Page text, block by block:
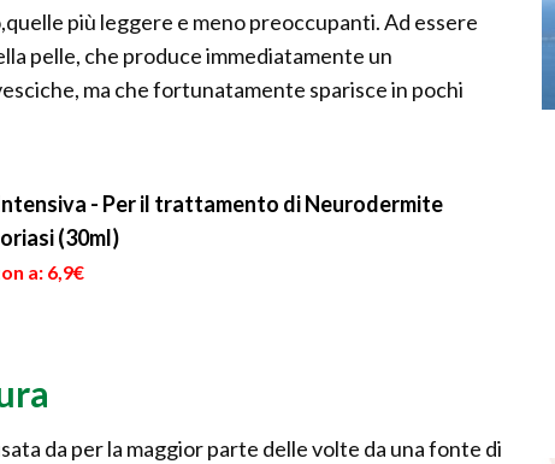
più leggere e meno preoccupanti. Ad essere
pelle, che produce immediatamente un
ma che fortunatamente sparisce in pochi
- Per il trattamento di Neurodermite
(30ml)
a: 6,9€
da per la maggior parte delle volte da una fonte di